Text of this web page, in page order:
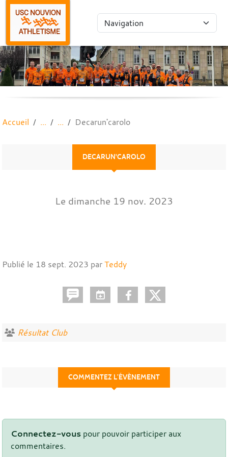
Accueil Decarun'carolo
DECARUN'CAROLO
Le dimanche 19 nov. 2023
Publié le 18 sept. 2023 parTeddy
Résultat Club
COMMENTEZ L’ÉVÈNEMENT
Connectez-vous pour pouvoir participer aux
commentaires.
Panneau de gestion des cookies